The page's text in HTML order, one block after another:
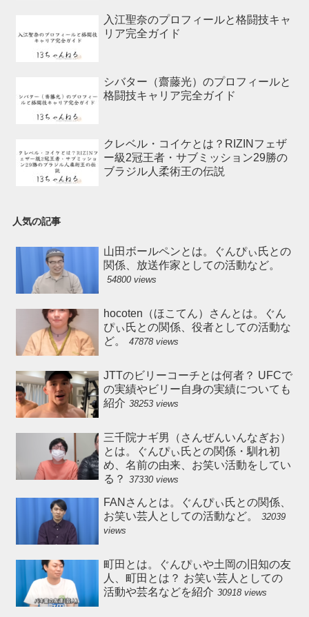
入江聖奈のプロフィールと格闘技キャ
リア完全ガイド
シバター（齋藤光）のプロフィールと
格闘技キャリア完全ガイド
クレベル・コイケとは？RIZINフェザ
ー級2冠王者・サブミッション29勝の
ブラジル人柔術王の伝説
人気の記事
山田ボールペンとは。ぐんぴぃ氏との
関係、放送作家としての活動など。
54800 views
hocoten（ほこてん）さんとは。ぐん
ぴぃ氏との関係、役者としての活動な
ど。
47878 views
JTTのビリーコーチとは何者？ UFCで
の実績やビリー自身の実績についても
紹介 38253 views
三千院ナギ男（さんぜんいんなぎお）
とは。ぐんぴぃ氏との関係・馴れ初
め、名前の由来、お笑い活動をしてい
る？ 37330 views
FANさんとは。ぐんぴぃ氏との関係、
お笑い芸人としての活動など。
32039
views
町田とは。ぐんぴぃや土岡の旧知の友
人、町田とは？ お笑い芸人としての
活動や芸名などを紹介 30918 views